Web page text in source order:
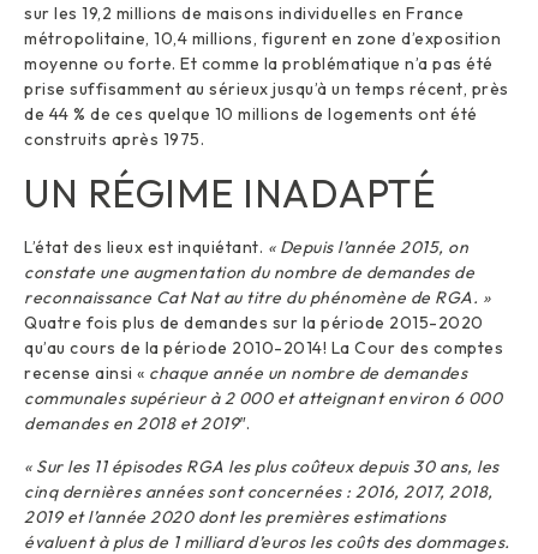
sur les 19,2 millions de maisons individuelles en France
métropolitaine, 10,4 millions, figurent en zone d’exposition
moyenne ou forte. Et comme la problématique n’a pas été
prise suffisamment au sérieux jusqu’à un temps récent, près
de 44 % de ces quelque 10 millions de logements ont été
construits après 1975.
UN RÉGIME INADAPTÉ
L’état des lieux est inquiétant. « Depuis l’année 2015, on
constate une augmentation du nombre de demandes de
reconnaissance Cat Nat au titre du phénomène de RGA. »
Quatre fois plus de demandes sur la période 2015-2020
qu’au cours de la période 2010-2014! La Cour des comptes
recense ainsi « chaque année un nombre de demandes
communales supérieur à 2 000 et atteignant environ 6 000
demandes en 2018 et 2019″.
« Sur les 11 épisodes RGA les plus coûteux depuis 30 ans, les
cinq dernières années sont concernées : 2016, 2017, 2018,
2019 et l’année 2020 dont les premières estimations
évaluent à plus de 1 milliard d’euros les coûts des dommages.